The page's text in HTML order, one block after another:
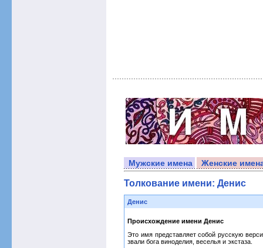
Мужские имена Женские
Толкование имени: Денис
Денис
Происхождение имени Денис
Это имя представляет собой русскую
звали бога виноделия, веселья и экстаза.